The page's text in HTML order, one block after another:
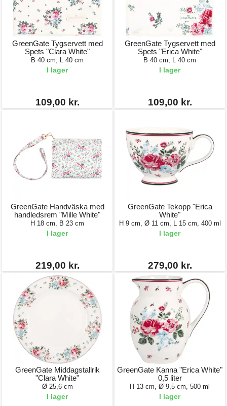
GreenGate Tygservett med
Spets "Clara White"
B 40 cm, L 40 cm
I lager
109,00 kr.
GreenGate Tygservett med
Spets "Erica White"
B 40 cm, L 40 cm
I lager
109,00 kr.
GreenGate Handväska med
handledsrem "Mille White"
H 18 cm, B 23 cm
I lager
219,00 kr.
GreenGate Tekopp "Erica
White"
H 9 cm, Ø 11 cm, L 15 cm, 400 ml
I lager
279,00 kr.
GreenGate Middagstallrik
"Clara White"
Ø 25,6 cm
I lager
GreenGate Kanna "Erica White"
0,5 liter
H 13 cm, Ø 9,5 cm, 500 ml
I lager